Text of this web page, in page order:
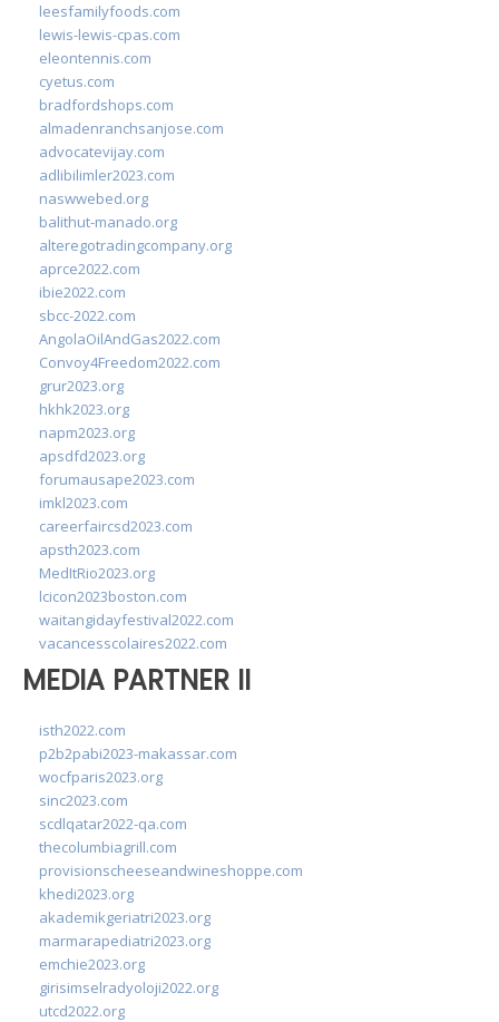
leesfamilyfoods.com
lewis-lewis-cpas.com
eleontennis.com
cyetus.com
bradfordshops.com
almadenranchsanjose.com
advocatevijay.com
adlibilimler2023.com
naswwebed.org
balithut-manado.org
alteregotradingcompany.org
aprce2022.com
ibie2022.com
sbcc-2022.com
AngolaOilAndGas2022.com
Convoy4Freedom2022.com
grur2023.org
hkhk2023.org
napm2023.org
apsdfd2023.org
forumausape2023.com
imkl2023.com
careerfaircsd2023.com
apsth2023.com
MedItRio2023.org
lcicon2023boston.com
waitangidayfestival2022.com
vacancesscolaires2022.com
MEDIA PARTNER II
isth2022.com
p2b2pabi2023-makassar.com
wocfparis2023.org
sinc2023.com
scdlqatar2022-qa.com
thecolumbiagrill.com
provisionscheeseandwineshoppe.com
khedi2023.org
akademikgeriatri2023.org
marmarapediatri2023.org
emchie2023.org
girisimselradyoloji2022.org
utcd2022.org